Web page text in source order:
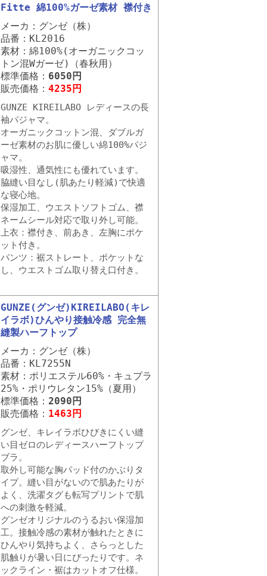
Fitte 綿100%ガーゼ素材 襟付き
メーカ：グンゼ（株）
品番：KL2016
素材：綿100%(オーガニックコッ
トン混Wガーゼ)（春秋用）
標準価格： 6050円
販売価格： 4235円
GUNZE KIREILABO レディースの長
袖パジャマ。
オーガニックコットン混、ダブルガ
ーゼ素材のお肌に優しい綿100%パジ
ャマ。
吸湿性、通気性にも優れています。
脇縫い目なし(肌あたり軽減)で快適
な寝心地。
保湿加工、ウエストソフトゴム、襟
ネームシール対応で取り外し可能。
上衣：襟付き、前あき、左胸にポケ
ット付き。
パンツ：裾ストレート、ポケットな
し、ウエストゴム取り替え口付き。
GUNZE(グンゼ)KIREILABO(キレ
イラボ)ひんやり接触冷感 完全無
縫製ハーフトップ
メーカ：グンゼ（株）
品番：KL7255N
素材：ポリエステル60%・キュプラ
25%・ポリウレタン15%（夏用）
標準価格： 2090円
販売価格： 1463円
グンゼ、キレイラボひびきにくい縫
い目ゼロのレディースハーフトップ
ブラ。
取外し可能な胸パッド付のかぶりタ
イプ。縫い目がないので肌あたりが
よく、洗濯タグも転写プリントで肌
への刺激を軽減。
グンゼオリジナルのうるおい保湿加
工。接触冷感の素材が触れたときに
ひんやり気持ちよく、さらっとした
肌触りが暑い日にぴったりです。ネ
ックライン・裾はカットオフ仕様。